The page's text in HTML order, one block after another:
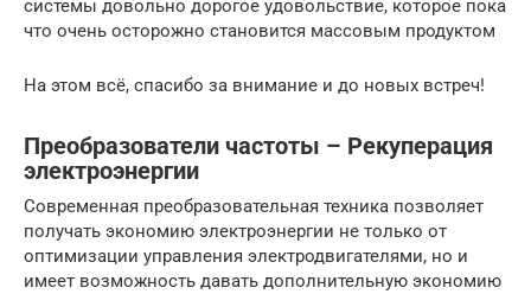
системы довольно дорогое удовольствие, которое пока
что очень осторожно становится массовым продуктом
На этом всё, спасибо за внимание и до новых встреч!
Преобразователи частоты – Рекуперация
электроэнергии
Современная преобразовательная техника позволяет
получать экономию электроэнергии не только от
оптимизации управления электродвигателями, но и
имеет возможность давать дополнительную экономию